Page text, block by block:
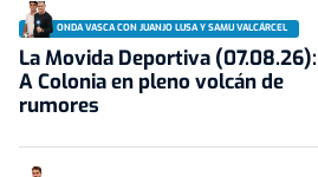
ONDA VASCA CON JUANJO LUSA Y SAMU VALCÁRCEL
La Movida Deportiva (07.08.26):
A Colonia en pleno volcán de
rumores